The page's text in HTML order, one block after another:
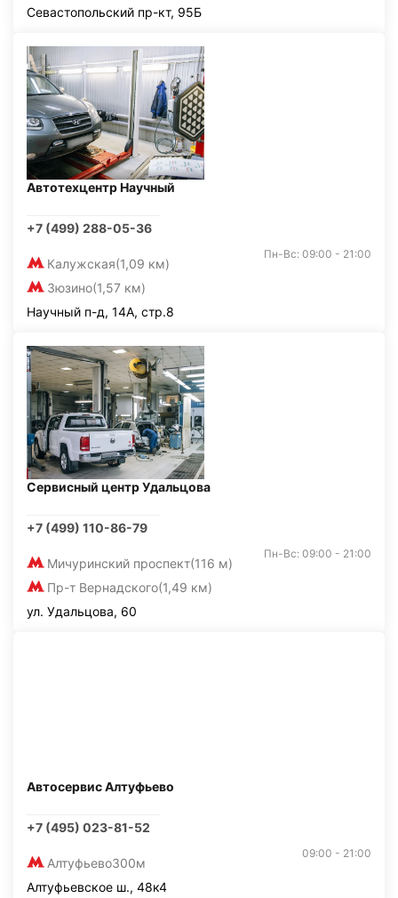
Севастопольский пр-кт, 95Б
Автотехцентр Научный
+7 (499) 288-05-36
Калужская(1,09 км)
Зюзино(1,57 км)
Пн-Вс: 09:00 - 21:00
Научный п-д, 14А, стр.8
Сервисный центр Удальцова
+7 (499) 110-86-79
Мичуринский проспект(116 м)
Пр-т Вернадского(1,49 км)
Пн-Вс: 09:00 - 21:00
ул. Удальцова, 60
Автосервис Алтуфьево
+7 (495) 023-81-52
Алтуфьево300м
09:00 - 21:00
Алтуфьевское ш., 48к4